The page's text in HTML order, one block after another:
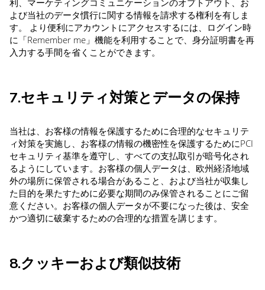
利、マーケティングコミュニケーションのオプトアウト、お
よび当社のデータ慣行に関する情報を請求する権利を有しま
す。 より便利にアカウントにアクセスするには、ログイン時
に「Remember me」機能を利用することで、身分証明書を再
入力する手間を省くことができます。
7.セキュリティ対策とデータの保持
当社は、お客様の情報を保護するために合理的なセキュリテ
ィ対策を実施し、お客様の情報の機密性を保護するためにPCI
セキュリティ基準を遵守し、すべての支払取引が暗号化され
るようにしています。お客様の個人データは、欧州経済地域
外の場所に保管される場合があること、および当社が収集し
た目的を果たすために必要な期間のみ保管されることにご留
意ください。お客様の個人データが不要になった後は、安全
かつ適切に破棄するための合理的な措置を講じます。
8.クッキーおよび類似技術